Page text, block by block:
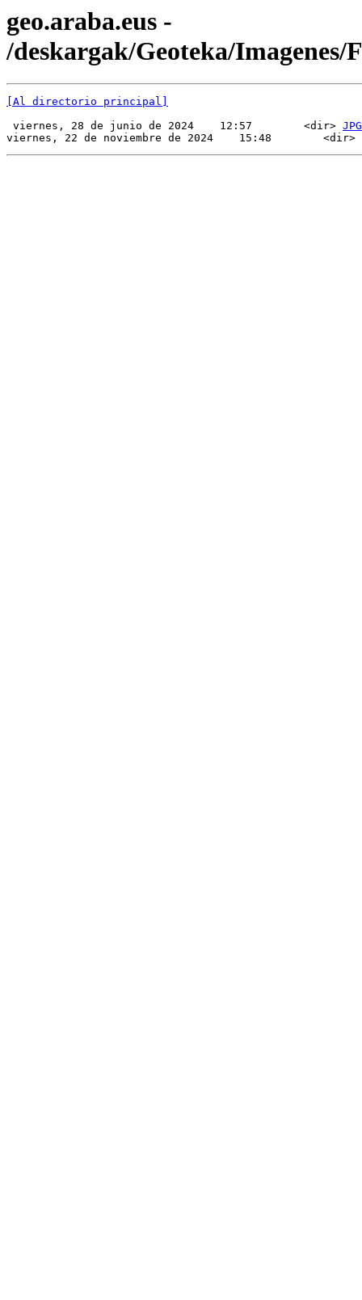
geo.araba.eus -
/deskargak/Geoteka/Imagenes/
[Al directorio principal]
viernes, 28 de junio de 2024    12:57        <dir> JPG
viernes, 22 de noviembre de 2024    15:48        <dir>